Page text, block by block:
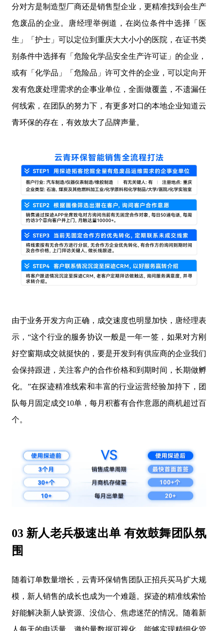
分对方是制造型厂商还是销售型企业，更精准找到会生产
危废品的企业。唐经理举例道，在岗位条件中选择「医
生」「护士」可以定位到重庆大大小小的医院，在证书类
别条件中选择有「危险化学品安全生产许可证」的企业，
或有「化学品」「危险品」许可文件的企业，可以定向开
发有危废处理需求的企事业单位，全面做覆盖，不遗漏任
何线索，在团队的努力下，有更多对口的本地企业知道云
青环保的存在，有效放大了品牌声量。
由于业务开发方向正确，成交速度也明显加快，唐经理表
示，“这个行业的服务协议一般是一年一签，如果对方刚
好空窗期成交就挺快的，要是开发到有供应商的企业我们
会保持跟进，关注客户的合作价格和到期时间，长期做孵
化。”在探迹精准线索和丰富的行业运营经验加持下，团
队每月固定成交10单，每月积蓄有合作意愿的商机超过百
个。
03 新人老兵极速出单 有效鼓舞团队氛
围
随着订单数量增长，云青环保销售团队正招兵买马扩大规
模，新人销售的成长也成为一个难题。探迹的精准线索恰
好能解决新人缺资源、没信心、焦虑迷茫的情况。随着新